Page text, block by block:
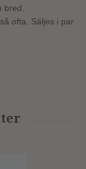
ofta. Säljes i par.